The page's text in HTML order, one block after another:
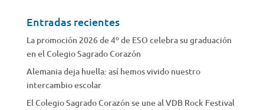
Entradas recientes
La promoción 2026 de 4º de ESO celebra su graduación
en el Colegio Sagrado Corazón
Alemania deja huella: así hemos vivido nuestro
intercambio escolar
El Colegio Sagrado Corazón se une al VDB Rock Festival